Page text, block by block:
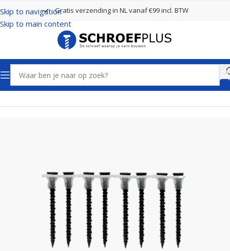
Skip to navigation
Skip to main content
Gratis verzending in NL vanaf €99 incl. BTW
Home Schroeven Fermacell schroeven